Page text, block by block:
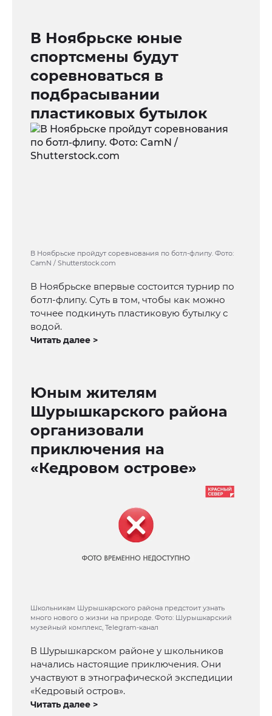
В Ноябрьске юные
спортсмены будут
соревноваться в
подбрасывании
пластиковых бутылок
В Ноябрьске пройдут соревнования по ботл-флипу. Фото:
CamN / Shutterstock.com
В Ноябрьске впервые состоится турнир по
ботл-флипу. Суть в том, чтобы как можно
точнее подкинуть пластиковую бутылку с
водой.
Читать далее >
Юным жителям
Шурышкарского района
организовали
приключения на
«Кедровом острове»
Школьникам Шурышкарского района предстоит узнать
много нового о жизни на природе. Фото: Шурышкарский
музейный комплекс, Telegram-канал
В Шурышкарском районе у школьников
начались настоящие приключения. Они
участвуют в этнографической экспедиции
«Кедровый остров».
Читать далее >